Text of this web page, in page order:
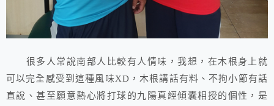
很多人常說南部人比較有人情味，我想，在木根身上就
可以完全感受到這種風味XD，木根講話有料、不拘小節有話
直說、甚至願意熱心將打球的九陽真經傾囊相授的個性，是